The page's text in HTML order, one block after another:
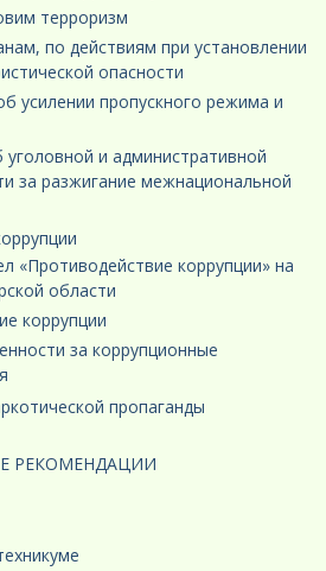
терроризм
по действиям при установлении
опасности
усилении пропускного режима и
и административной
за разжигание межнациональной
«Противодействие коррупции» на
области
коррупции
за коррупционные
пропаганды
РЕКОМЕНДАЦИИ